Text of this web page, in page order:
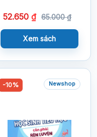
52.650₫ 65.000₫
Xem sách
-10% Newshop